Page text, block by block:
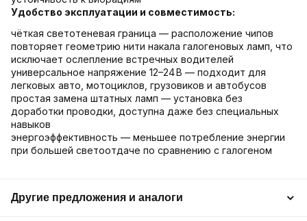
Удобство эксплуатации и совместимость:
чёткая светотеневая граница — расположение чипов
повторяет геометрию нити накала галогеновых ламп, что
исключает ослепление встречных водителей
универсальное напряжение 12–24 В — подходит для
легковых авто, мотоциклов, грузовиков и автобусов
простая замена штатных ламп — установка без
доработки проводки, доступна даже без специальных
навыков
энергоэффективность — меньшее потребление энергии
при большей светоотдаче по сравнению с галогеном
Другие предложения и аналоги